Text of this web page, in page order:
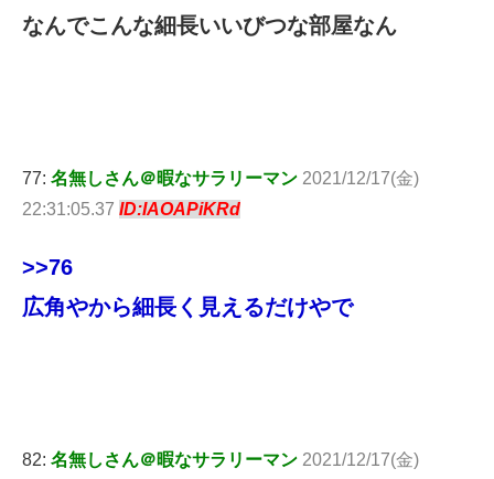
なんでこんな細長いいびつな部屋なん
77: 名無しさん＠暇なサラリーマン 2021/12/17(金)
22:31:05.37 ID:IAOAPiKRd
>>76
広角やから細長く見えるだけやで
82: 名無しさん＠暇なサラリーマン 2021/12/17(金)